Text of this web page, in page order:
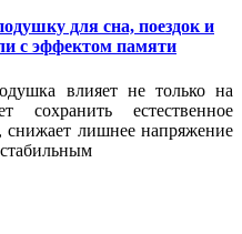
для сна, поездок и
с эффектом памяти
влияет не только на
естественное
лишнее напряжение